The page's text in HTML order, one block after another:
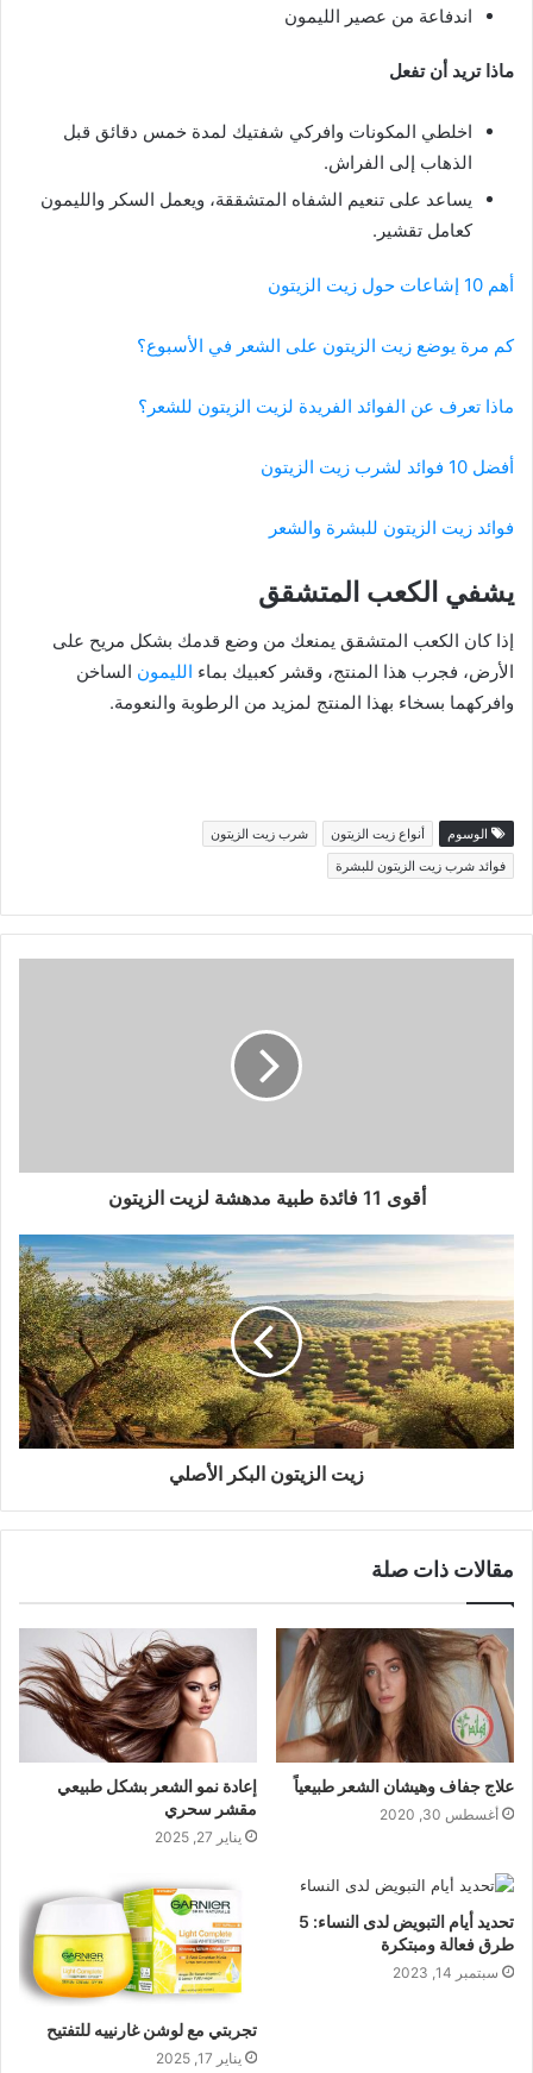
اندفاعة من عصير الليمون
ماذا تريد أن تفعل
اخلطي المكونات وافركي شفتيك لمدة خمس دقائق قبل
الذهاب إلى الفراش.
يساعد على تنعيم الشفاه المتشققة، ويعمل السكر والليمون
كعامل تقشير.
أهم 10 إشاعات حول زيت الزيتون
كم مرة يوضع زيت الزيتون على الشعر في الأسبوع؟
ماذا تعرف عن الفوائد الفريدة لزيت الزيتون للشعر؟
أفضل 10 فوائد لشرب زيت الزيتون
فوائد زيت الزيتون للبشرة والشعر
يشفي الكعب المتشقق
إذا كان الكعب المتشقق يمنعك من وضع قدمك بشكل مريح على
الأرض، فجرب هذا المنتج، وقشر كعبيك بماء الليمون الساخن
وافركهما بسخاء بهذا المنتج لمزيد من الرطوبة والنعومة.
الوسوم أنواع زيت الزيتون
شرب زيت الزيتون
فوائد شرب زيت الزيتون للبشرة
أقوى 11 فائدة طبية مدهشة لزيت الزيتون
زيت الزيتون البكر الأصلي
مقالات ذات صلة
علاج جفاف وهيشان الشعر طبيعياً
أغسطس 30, 2020
إعادة نمو الشعر بشكل طبيعي
مقشر سحري
يناير 27, 2025
تحديد أيام التبويض لدى النساء: 5
طرق فعالة ومبتكرة
سبتمبر 14, 2023
تجربتي مع لوشن غارنييه للتفتيح
يناير 17, 2025